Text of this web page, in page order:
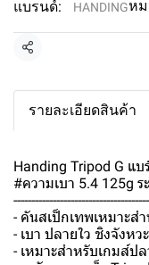
แบรนด์: HANDINGห
แชร์
รายละเอียดสินค้า
Handing Tripod G แ
#ความเบา 5.4 125g
- คันสเป็กเทพเหมาะส
- เบา ปลายใว ชิงจังห
- เหมาะสำหรับเกมส์ป